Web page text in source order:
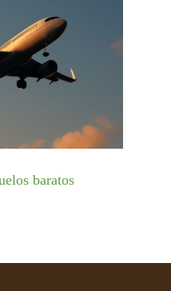
baratos